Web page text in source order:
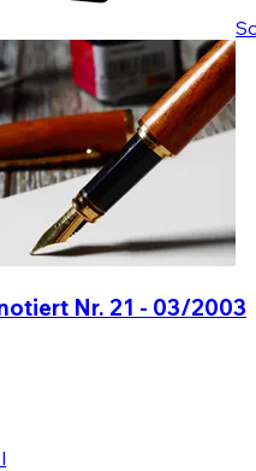
Nr. 21 - 03/2003